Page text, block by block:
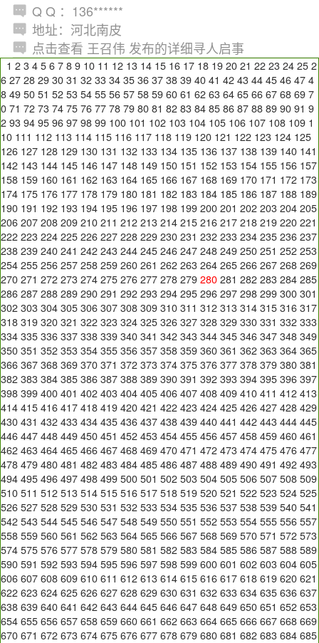
Q Q ：136******
地址：河北南皮
点击查看 王召伟 发布的详细寻人启事
1 2 3 4 5 6 7 8 9 10 11 12 13 14 15 16 17 18 19 20 21 22 23 24 25 2
6 27 28 29 30 31 32 33 34 35 36 37 38 39 40 41 42 43 44 45 46 47 4
8 49 50 51 52 53 54 55 56 57 58 59 60 61 62 63 64 65 66 67 68 69 7
0 71 72 73 74 75 76 77 78 79 80 81 82 83 84 85 86 87 88 89 90 91 9
2 93 94 95 96 97 98 99 100 101 102 103 104 105 106 107 108 109 1
10 111 112 113 114 115 116 117 118 119 120 121 122 123 124 125
126 127 128 129 130 131 132 133 134 135 136 137 138 139 140 141
142 143 144 145 146 147 148 149 150 151 152 153 154 155 156 157
158 159 160 161 162 163 164 165 166 167 168 169 170 171 172 173
174 175 176 177 178 179 180 181 182 183 184 185 186 187 188 189
190 191 192 193 194 195 196 197 198 199 200 201 202 203 204 205
206 207 208 209 210 211 212 213 214 215 216 217 218 219 220 221
222 223 224 225 226 227 228 229 230 231 232 233 234 235 236 237
238 239 240 241 242 243 244 245 246 247 248 249 250 251 252 253
254 255 256 257 258 259 260 261 262 263 264 265 266 267 268 269
270 271 272 273 274 275 276 277 278 279 280 281 282 283 284 285
286 287 288 289 290 291 292 293 294 295 296 297 298 299 300 301
302 303 304 305 306 307 308 309 310 311 312 313 314 315 316 317
318 319 320 321 322 323 324 325 326 327 328 329 330 331 332 333
334 335 336 337 338 339 340 341 342 343 344 345 346 347 348 349
350 351 352 353 354 355 356 357 358 359 360 361 362 363 364 365
366 367 368 369 370 371 372 373 374 375 376 377 378 379 380 381
382 383 384 385 386 387 388 389 390 391 392 393 394 395 396 397
398 399 400 401 402 403 404 405 406 407 408 409 410 411 412 413
414 415 416 417 418 419 420 421 422 423 424 425 426 427 428 429
430 431 432 433 434 435 436 437 438 439 440 441 442 443 444 445
446 447 448 449 450 451 452 453 454 455 456 457 458 459 460 461
462 463 464 465 466 467 468 469 470 471 472 473 474 475 476 477
478 479 480 481 482 483 484 485 486 487 488 489 490 491 492 493
494 495 496 497 498 499 500 501 502 503 504 505 506 507 508 509
510 511 512 513 514 515 516 517 518 519 520 521 522 523 524 525
526 527 528 529 530 531 532 533 534 535 536 537 538 539 540 541
542 543 544 545 546 547 548 549 550 551 552 553 554 555 556 557
558 559 560 561 562 563 564 565 566 567 568 569 570 571 572 573
574 575 576 577 578 579 580 581 582 583 584 585 586 587 588 589
590 591 592 593 594 595 596 597 598 599 600 601 602 603 604 605
606 607 608 609 610 611 612 613 614 615 616 617 618 619 620 621
622 623 624 625 626 627 628 629 630 631 632 633 634 635 636 637
638 639 640 641 642 643 644 645 646 647 648 649 650 651 652 653
654 655 656 657 658 659 660 661 662 663 664 665 666 667 668 669
670 671 672 673 674 675 676 677 678 679 680 681 682 683 684 685